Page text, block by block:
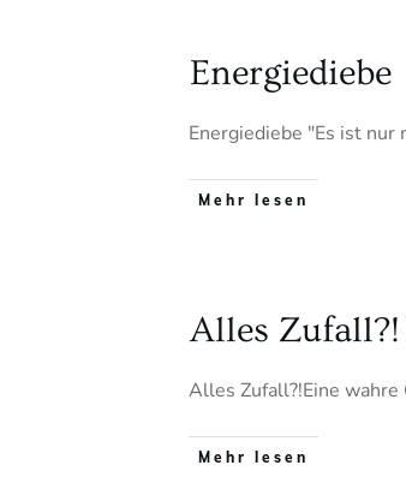
Energiediebe
Energiediebe "Es ist
Mehr lesen
Alles
Alles Zufall?!Eine
Mehr lesen